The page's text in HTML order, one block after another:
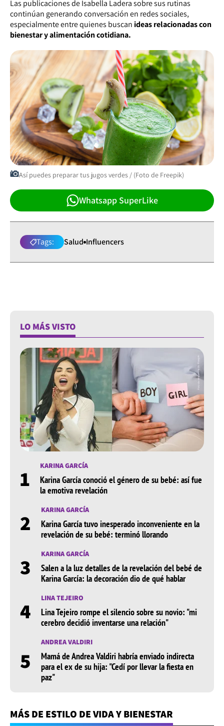
Las publicaciones de Isabella Ladera sobre sus rutinas
continúan generando conversación en redes sociales,
especialmente entre quienes buscan ideas relacionadas con
bienestar y alimentación cotidiana.
Así puedes preparar tus jugos verdes / (Foto de Freepik)
Whatsapp SuperLike
Tags: Salud Influencers
LO MÁS VISTO
1 KARINA GARCÍA
Karina García conoció el género de su bebé: así fue
la emotiva revelación
2 KARINA GARCÍA
Karina García tuvo inesperado inconveniente en la
revelación de su bebé: terminó llorando
3 KARINA GARCÍA
Salen a la luz detalles de la revelación del bebé de
Karina García: la decoración dio de qué hablar
4 LINA TEJEIRO
Lina Tejeiro rompe el silencio sobre su novio: "mi
cerebro decidió inventarse una relación"
5
ANDREA VALDIRI
Mamá de Andrea Valdiri habría enviado indirecta
para el ex de su hija: "Cedí por llevar la fiesta en
paz"
MÁS DE ESTILO DE VIDA Y BIENESTAR